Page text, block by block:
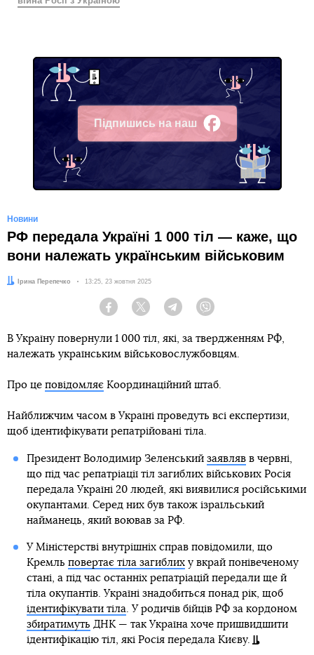
Підпишись на наш
Facebook
Новини
РФ передала Україні 1 000 тіл — каже, що
вони належать українським військовим
Автор:Ірина Перепечко Дата:
13:25, 23 жовтня 2025
Facebook Twitter Telegram
В Україну повернули 1 000 тіл, які, за твердженням РФ,
належать українським військовослужбовцям.
Про це повідомляє Координаційний штаб.
Найближчим часом в Україні проведуть всі експертизи,
щоб ідентифікувати репатрійовані тіла.
Президент Володимир Зеленський заявлявв червні,
що під час репатріації тіл загиблих військових Росія
передала Україні 20 людей, які виявилися російськими
окупантами. Серед них був також ізраїльський
найманець, який воював за РФ.
У Міністерстві внутрішніх справ повідомили, що
Кремль повертає тіла загиблиху вкрай понівеченому
стані, а під час останніх репатріацій передали ще й
тіла окупантів. Україні знадобиться понад рік, щоб
ідентифікувати тіла. У родичів бійців РФ за кордоном
збиратимуть ДНК — так Україна хоче пришвидшити
ідентифікацію тіл, які Росія передала Києву.